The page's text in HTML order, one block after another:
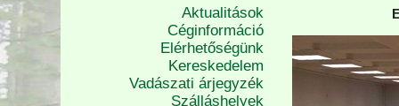
Aktualitások
Céginformáció
Elérhetőségünk
Kereskedelem
Vadászati árjegyzék
Szálláshelyek